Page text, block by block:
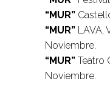
“MUR”
“MUR” LAVA,
Noviembre.
“MUR” Teatro
Noviembre.